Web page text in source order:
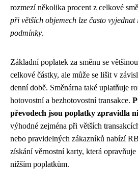
rozmezí několika procent z celkové
při větších objemech lze často
podmínky.
Základní poplatek za směnu se
celkové částky, ale může se lišit v
denní době. Směnárna také uplatňuje
hotovostní a bezhotovostní transakce.
převodech jsou poplatky zpravidla
výhodné zejména při větších
nebo pravidelných zákazníků nabízí
získání věrnostní karty, která
nižším poplatkům.